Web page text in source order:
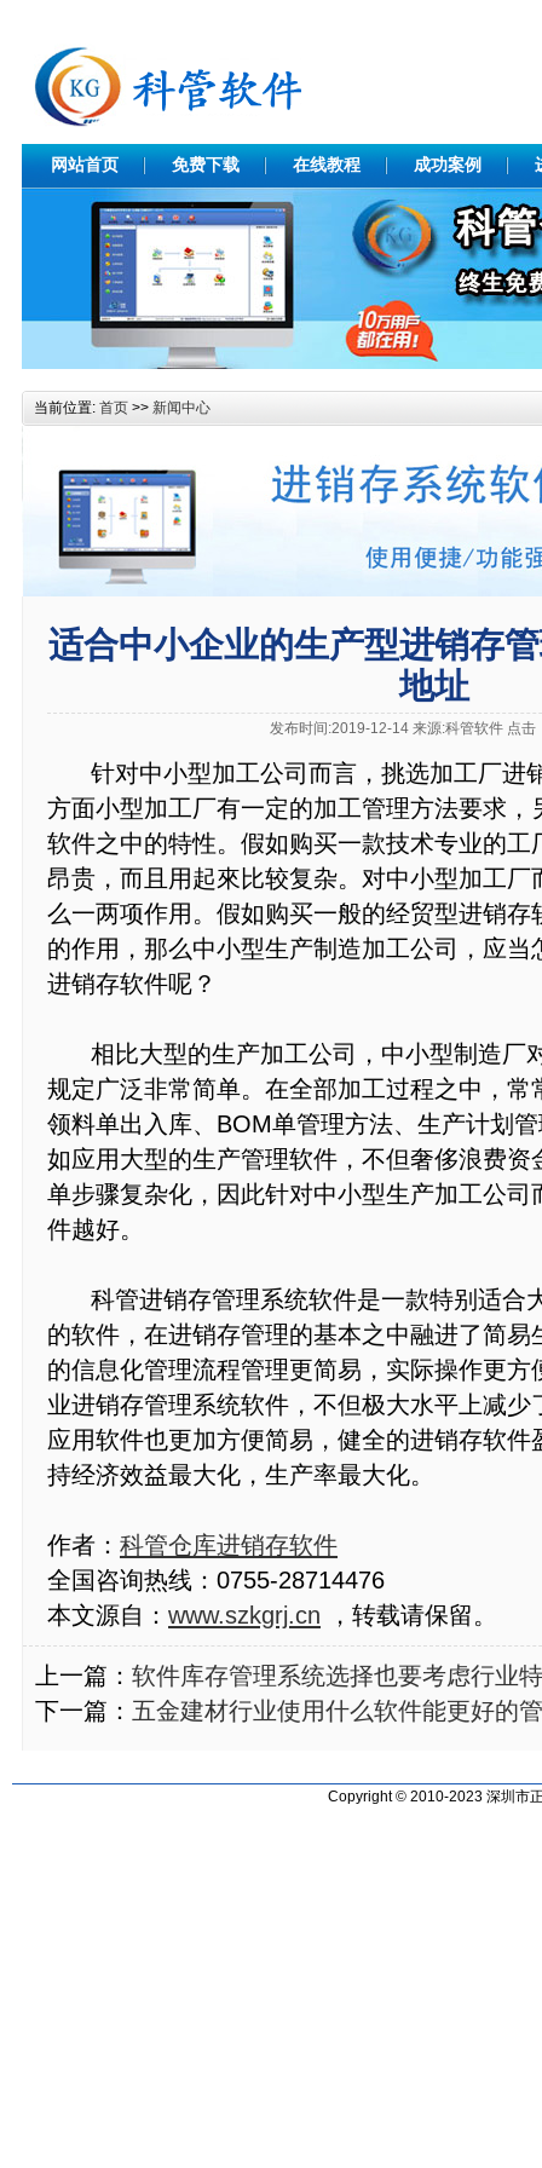
网站首页 免费下载 在线教程 成功案例
当前位置: 首页 >> 新闻中心
适合中小企业的生产型进销存
地址
发布时间:2019-12-14 来源:科管软件 点击
针对中小型加工公司而言，挑选加工厂进
方面小型加工厂有一定的加工管理方法要求
软件之中的特性。假如购买一款技术专业的
昂贵，而且用起來比较复杂。对中小型加工
么一两项作用。假如购买一般的经贸型进销
的作用，那么中小型生产制造加工公司，应
进销存软件呢？
相比大型的生产加工公司，中小型制造厂
规定广泛非常简单。在全部加工过程之中，
领料单出入库、BOM单管理方法、生产计划
如应用大型的生产管理软件，不但奢侈浪费
单步骤复杂化，因此针对中小型生产加工公
件越好。
科管进销存管理系统软件是一款特别适合
的软件，在进销存管理的基本之中融进了简
的信息化管理流程管理更简易，实际操作更
业进销存管理系统软件，不但极大水平上减
应用软件也更加方便简易，健全的进销存软
持经济效益最大化，生产率最大化。
作者： 科管仓库进销存软件
全国咨询热线：0755-28714476
本文源自： www.szkgrj.cn ，转载请保留。
上一篇： 软件库存管理系统选择也要考虑行业
下一篇： 五金建材行业使用什么软件能更好的
Copyright © 2010-2023 深圳市